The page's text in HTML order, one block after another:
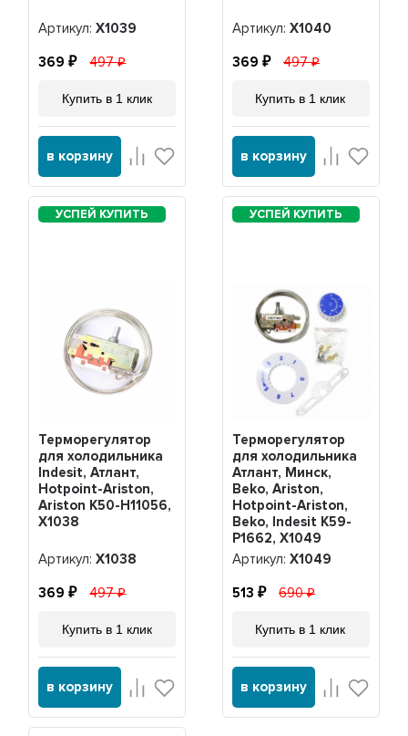
Артикул:Х1039
369 497
Купить в 1 клик
в корзину
Артикул: Х1040
369 497
Купить в 1 клик
в корзину
Терморегулятор
для холодильника
Indesit, Атлант,
Hotpoint-Ariston,
Ariston K50-H11056,
Х1038
Артикул:Х1038
369 497
Купить в 1 клик
в корзину
Терморегулятор
для холодильника
Атлант, Минск,
Beko, Ariston,
Hotpoint-Ariston,
Beko, Indesit K59-
P1662, Х1049
Артикул: Х1049
513 690
Купить в 1 клик
в корзину